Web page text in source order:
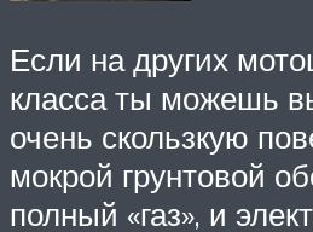
Если на других
класса ты можешь
очень скользкую
мокрой грунтовой
полный «газ», и